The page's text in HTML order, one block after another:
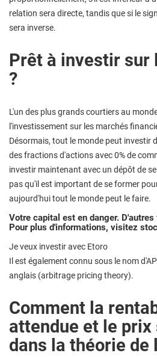
relation sera directe, tandis que si le
sera inverse.
Prêt à investir sur
?
L'un des plus grands courtiers au
l'investissement sur les marchés
Désormais, tout le monde peut investir
des fractions d'actions avec 0% de
investir maintenant avec un dépôt de
pas qu'il est important de se former
aujourd'hui tout le monde peut le faire.
Votre capital est en danger.
Pour plus d'informations, visitez
Je veux investir avec Etoro
Il est également connu sous le nom
anglais (arbitrage pricing theory).
Comment la
attendue et le
dans la théorie de